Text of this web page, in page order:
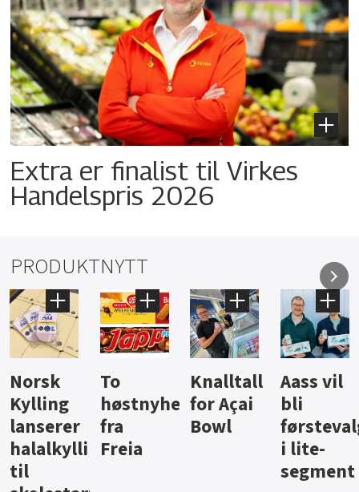
Extra er finalist til Virkes
Handelspris 2026
PRODUKTNYTT
Knalltall
for Açai
Bowl
Aass vil
bli
førstevalg
i lite-
Brus og
jus fra
Berentsen